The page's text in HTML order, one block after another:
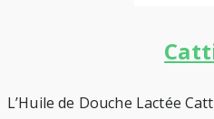
L’Huile de Douche Lactée